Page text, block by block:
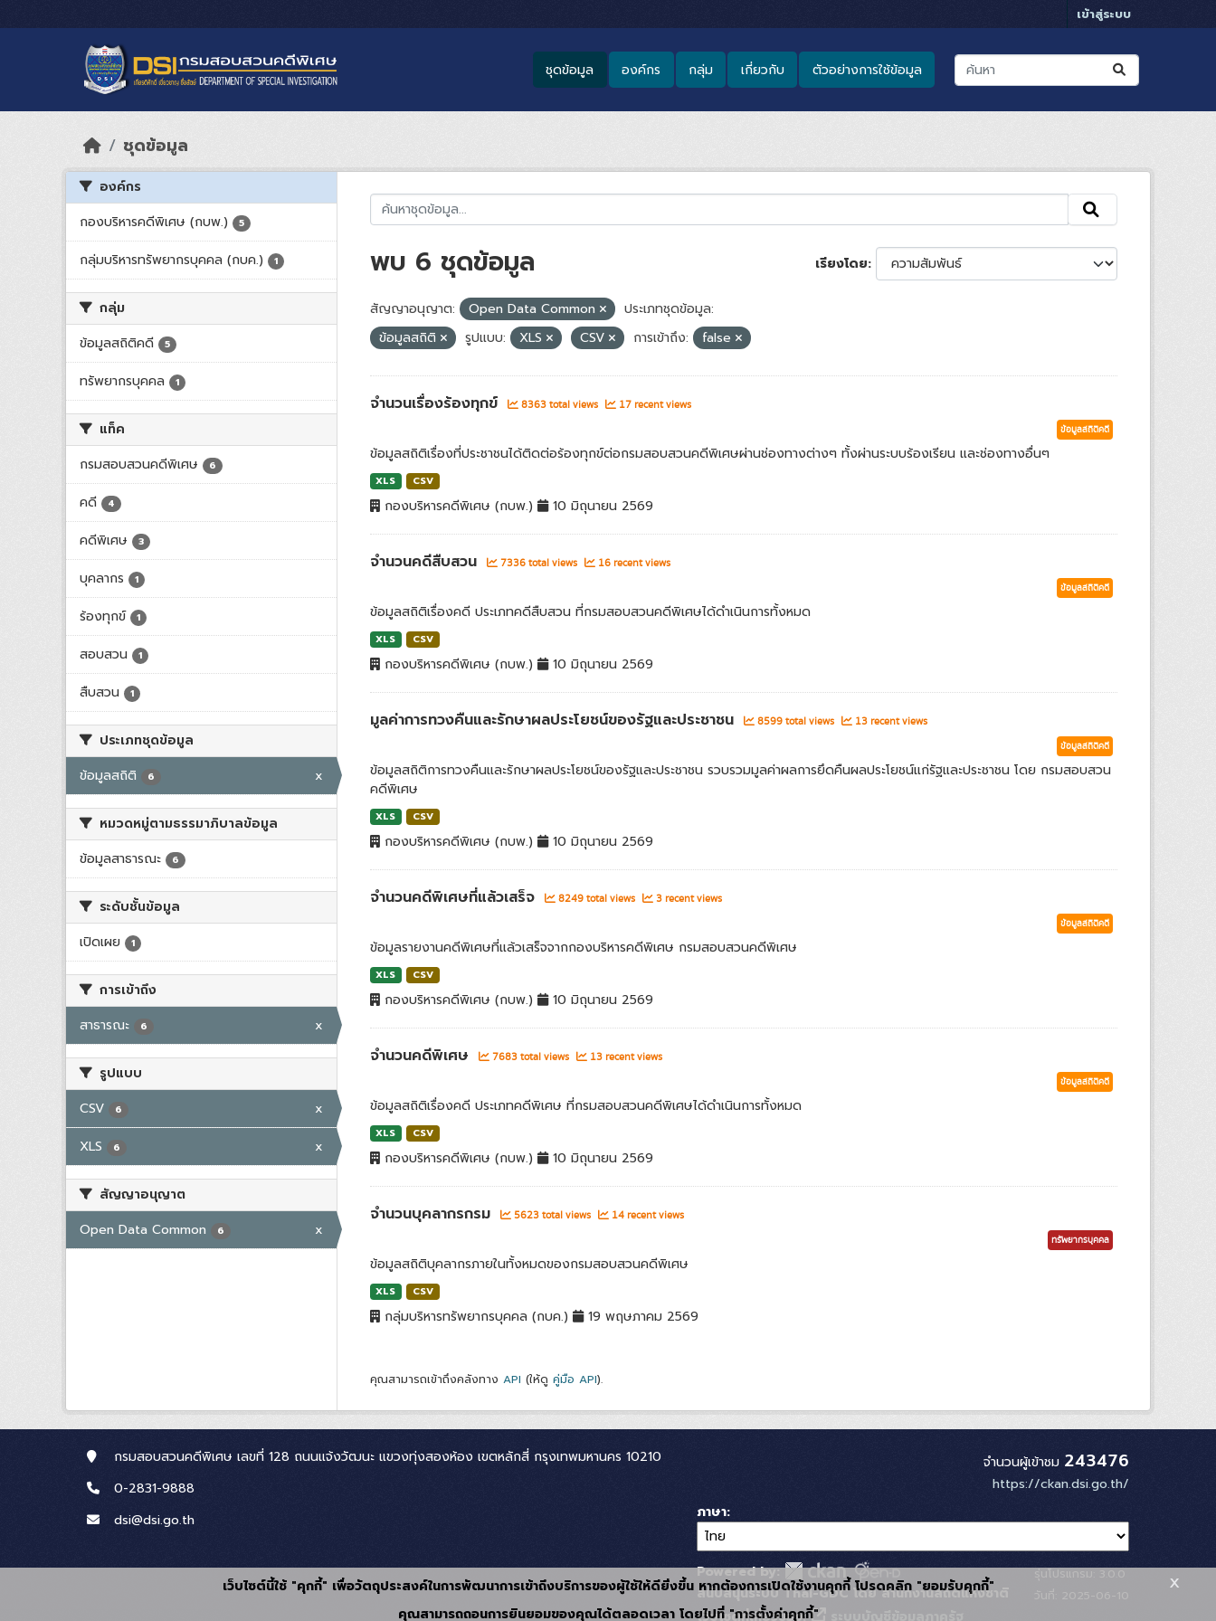
เข้าสู่ระบบ
ชุดข้อมูล องค์กร กลุ่ม เกี่ยวกับ ตัวอย่างการใช้ข้อมูล
ชุดข้อมูล
องค์กร
กองบริหารคดีพิเศษ (กบพ.)
5
กลุ่มบริหารทรัพยากรบุคคล (กบค.) 1
กลุ่ม
ข้อมูลสถิติคดี
5
ทรัพยากรบุคคล 1
แท็ค
กรมสอบสวนคดีพิเศษ
6
คดี 4
คดีพิเศษ 3
บุคลากร 1
ร้องทุกข์ 1
สอบสวน 1
สืบสวน 1
ประเภทชุดข้อมูล
ข้อมูลสถิติ
6 x
หมวดหมู่ตามธรรมาภิบาลข้อมูล
ข้อมูลสาธารณะ
6
ระดับชั้นข้อมูล
เปิดเผย
1
การเข้าถึง
สาธารณะ
6 x
รูปแบบ
CSV
6
x
XLS
6 x
สัญญาอนุญาต
Open Data Common
6 x
เรียงโดย
พบ 6 ชุดข้อมูล
สัญญาอนุญาต: Open Data Common
ประเภทชุดข้อมูล:
ข้อมูลสถิติ
รูปแบบ: XLS CSV การเข้าถึง: false
จำนวนเรื่องร้องทุกข์ 8363 total views 17 recent views
ข้อมูลสถิติคดี
ข้อมูลสถิติเรื่องที่ประชาชนได้ติดต่อร้องทุกข์ต่อกรมสอบสวนคดีพิเศษผ่านช่องทางต่างๆ ทั้งผ่านระบบร้องเรียน และช่องทางอื่นๆ
XLS CSV
กองบริหารคดีพิเศษ (กบพ.) 10 มิถุนายน 2569
จำนวนคดีสืบสวน 7336 total views 16 recent views
ข้อมูลสถิติคดี
ข้อมูลสถิติเรื่องคดี ประเภทคดีสืบสวน ที่กรมสอบสวนคดีพิเศษได้ดำเนินการทั้งหมด
XLS CSV
กองบริหารคดีพิเศษ (กบพ.) 10 มิถุนายน 2569
มูลค่าการทวงคืนและรักษาผลประโยชน์ของรัฐและประชาชน 8599 total views 13 recent views
ข้อมูลสถิติคดี
ข้อมูลสถิติการทวงคืนและรักษาผลประโยชน์ของรัฐและประชาชน รวบรวมมูลค่าผลการยึดคืนผลประโยชน์แก่รัฐและประชาชน โดย กรมสอบสวน
คดีพิเศษ
XLS CSV
กองบริหารคดีพิเศษ (กบพ.) 10 มิถุนายน 2569
จำนวนคดีพิเศษที่แล้วเสร็จ 8249 total views 3 recent views
ข้อมูลสถิติคดี
ข้อมูลรายงานคดีพิเศษที่แล้วเสร็จจากกองบริหารคดีพิเศษ กรมสอบสวนคดีพิเศษ
XLS CSV
กองบริหารคดีพิเศษ (กบพ.) 10 มิถุนายน 2569
จำนวนคดีพิเศษ 7683 total views 13 recent views
ข้อมูลสถิติคดี
ข้อมูลสถิติเรื่องคดี ประเภทคดีพิเศษ ที่กรมสอบสวนคดีพิเศษได้ดำเนินการทั้งหมด
XLS CSV
กองบริหารคดีพิเศษ (กบพ.) 10 มิถุนายน 2569
จำนวนบุคลากรกรม 5623 total views 14 recent views
ทรัพยากรบุคคล
ข้อมูลสถิติบุคลากรภายในทั้งหมดของกรมสอบสวนคดีพิเศษ
XLS CSV
กลุ่มบริหารทรัพยากรบุคคล (กบค.) 19 พฤษภาคม 2569
คุณสามารถเข้าถึงคลังทาง API (ให้ดู คู่มือ API).
กรมสอบสวนคดีพิเศษ เลขที่ 128 ถนนแจ้งวัฒนะ แขวงทุ่งสองห้อง เขตหลักสี่ กรุงเทพมหานคร 10210
0-2831-9888
dsi@dsi.go.th
จำนวนผู้เข้าชม 243476
https://ckan.dsi.go.th/
ภาษา
Powered by:
สนับสนุนระบบ Thai-GDC โดย สำนักงานสถิติแห่งชาติ
เว็บไซต์ที่เกี่ยวข้อง:
เว็บไซต์นี้ใช้ "คุกกี้" เพื่อวัตถุประสงค์ในการพัฒนาการเข้าถึงบริการของผู้ใช้ให้ดียิ่งขึ้น หากต้องการเปิดใช้งานคุกกี้ โปรดคลิก "ยอมรับคุกกี้"
คุณสามารถถอนการยินยอมของคุณได้ตลอดเวลา โดยไปที่ "การตั้งค่าคุกกี้"
x